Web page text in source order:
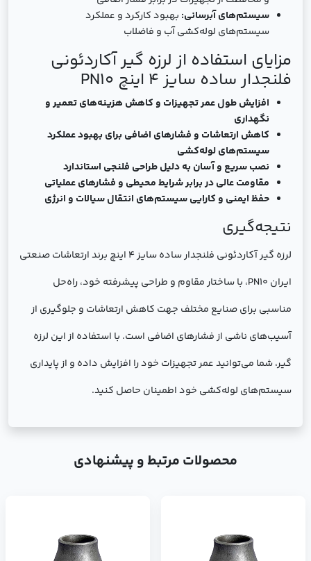
سیستم‌های آبرسانی: بهبود کارکرد و عملکرد
سیستم‌های لوله‌کشی آب و فاضلاب
مزایای استفاده از لرزه گیر آکاردئونی
فلنجدار ساده سایز 4 اینچ PN10
افزایش طول عمر تجهیزات و کاهش هزینه‌های تعمیر و
نگهداری
کاهش ارتعاشات و فشارهای اضافی برای بهبود عملکرد
سیستم‌های لوله‌کشی
نصب سریع و آسان به دلیل طراحی فلنجی استاندارد
مقاومت عالی در برابر شرایط محیطی و فشارهای عملیاتی
حفظ ایمنی و کارایی سیستم‌های انتقال سیالات و انرژی
نتیجه‌گیری
لرزه گیر آکاردئونی فلنجدار ساده سایز 4 اینچ برند ارتعاشات صنعتی
ایران PN10، با ساختار مقاوم و طراحی پیشرفته خود، راه‌حل
مناسبی برای صنایع مختلف جهت کاهش ارتعاشات و جلوگیری از
آسیب‌های ناشی از فشارهای اضافی است. با استفاده از این لرزه
گیر، شما می‌توانید عمر تجهیزات خود را افزایش داده و از پایداری
سیستم‌های لوله‌کشی خود اطمینان حاصل کنید.
محصولات مرتبط و پیشنهادی